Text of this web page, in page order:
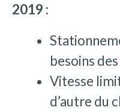
2019 :
besoins
Vitesse
d’autre du